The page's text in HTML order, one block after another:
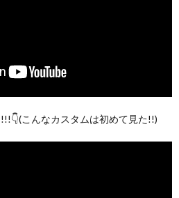
こんなカスタムは初めて見た!!)